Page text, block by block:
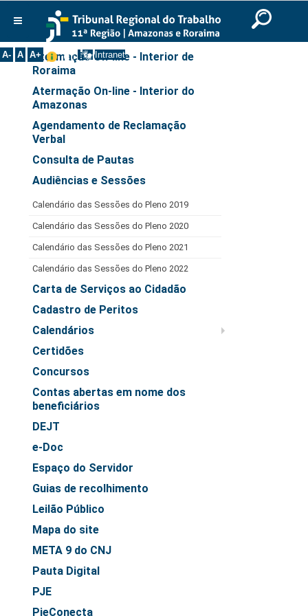
Ir para o rodapé
English
Português Español
A- A A+ Intranet
Institucional
Histórico
Presidência
Composição
Desembargadores
Seções Especializadas
Turmas
Varas do Trabalho
Juízes Manaus
Juízes Roraima
Juízes Interior
Juízes Substitutos
Diretores
Comitês
Comitê Gestor Regional do PJe
Comitê Gestor Regional do e-Gestão e de Tabelas
Processuais Unificadas
Comitê do Datajud
Comissão Regional de Pesquisa Judiciária e Ciência de
Dados
Comissão de Ética
Comitê de Priorização do Primeiro Grau
Comissão de Uniformização de Jurisprudência
Comitê de Gestão de Pessoas
Comitê de Atenção Integral à Saúde de Magistrados e
Serviços
Atermação On-line - Interior de
Roraima
Atermação On-line - Interior do
Amazonas
Agendamento de Reclamação
Verbal
Consulta de Pautas
Audiências e Sessões
Calendário das Sessões do Pleno 2019
Calendário das Sessões do Pleno 2020
Calendário das Sessões do Pleno 2021
Calendário das Sessões do Pleno 2022
Carta de Serviços ao Cidadão
Cadastro de Peritos
Calendários
Certidões
Concursos
Contas abertas em nome dos
beneficiários
DEJT
e-Doc
Espaço do Servidor
Guias de recolhimento
Leilão Público
Mapa do site
META 9 do CNJ
Pauta Digital
PJE
PjeConecta